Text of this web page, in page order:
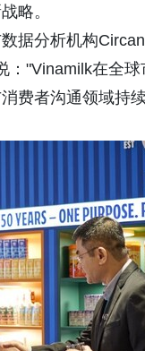
略。
据分析机构
："Vinamilk在全
费者沟通领域持